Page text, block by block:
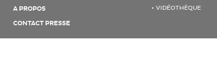
A PROPOS
CONTACT PRESSE
VIDÉOTHÈQUE